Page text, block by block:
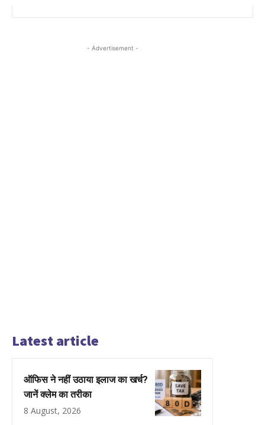
- Advertisement -
Latest article
ऑफिस ने नहीं उठाया इलाज का खर्च?
जानें क्लेम का तरीका
8 August, 2026